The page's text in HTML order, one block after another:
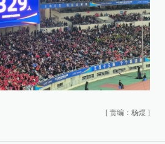
[ 责编：杨煜 ]